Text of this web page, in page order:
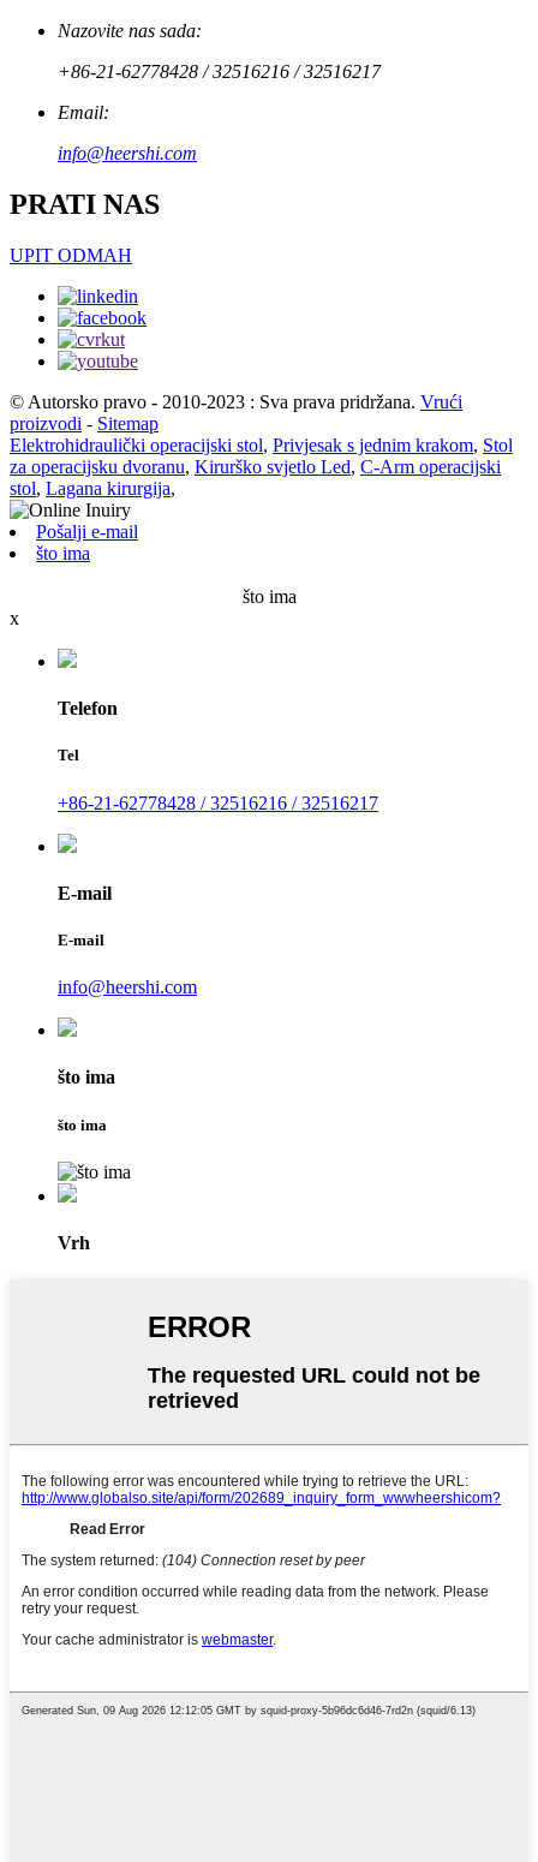
Nazovite nas sada:
+86-21-62778428 / 32516216 / 32516217
Email:
info@heershi.com
PRATI NAS
UPIT ODMAH
© Autorsko pravo - 2010-2023 : Sva prava pridržana. Vrući
proizvodi - Sitemap
Elektrohidraulički operacijski stol, Privjesak s jednim krakom, Stol
za operacijsku dvoranu, Kirurško svjetlo Led, C-Arm operacijski
stol, Lagana kirurgija,
Pošalji e-mail
što ima
što ima
x
Telefon
Tel
+86-21-62778428 / 32516216 / 32516217
E-mail
E-mail
info@heershi.com
što ima
što ima
Vrh